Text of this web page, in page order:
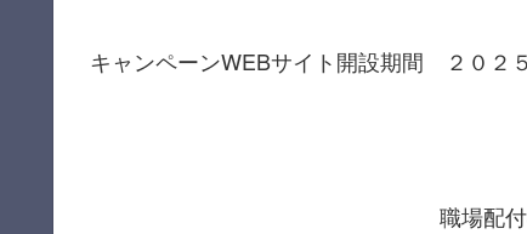
キャンペーンWEBサイト開設期間 ２０２
職場配付の場合